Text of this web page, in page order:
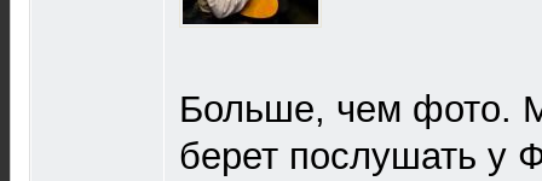
Больше, чем фото.
берет послушать у